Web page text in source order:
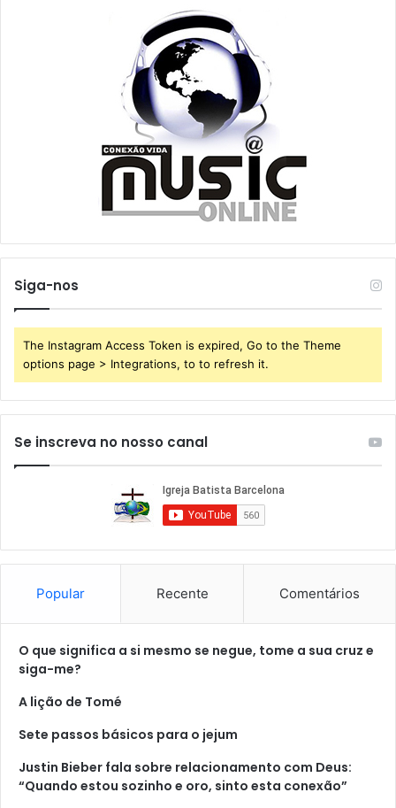
Siga-nos
The Instagram Access Token is expired, Go to the Theme
options page > Integrations, to to refresh it.
Se inscreva no nosso canal
Popular Recente Comentários
O que significa a si mesmo se negue, tome a sua cruz e
siga-me?
A lição de Tomé
Sete passos básicos para o jejum
Justin Bieber fala sobre relacionamento com Deus:
“Quando estou sozinho e oro, sinto esta conexão”